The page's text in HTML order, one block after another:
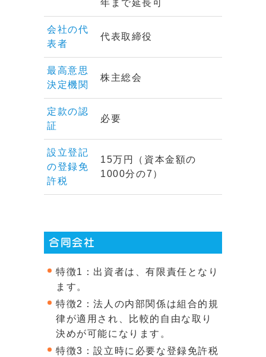
年まで延長可
会社の代
表者
代表取締役
最高意思
決定機関
株主総会
定款の認
証
必要
設立登記
の登録免
許税
15万円（資本金額の
1000分の7）
合同会社
特徴1：出資者は、有限責任となり
ます。
特徴2：法人の内部関係は組合的規
律が適用され、比較的自由な取り
決めが可能になります。
特徴3：設立時に必要な登録免許税